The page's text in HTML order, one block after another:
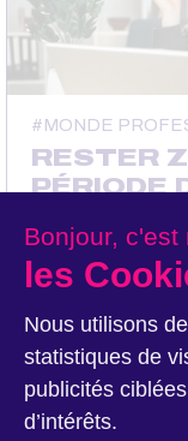
Bonjour, c'est
les
Nous utilisons
statistiques de
publicités
d’intérêts.
MONDE
RESTER
PÉRIODE
Selon une étude
l’idée de ne pas
l’entreprise ne
être à la hauteur…